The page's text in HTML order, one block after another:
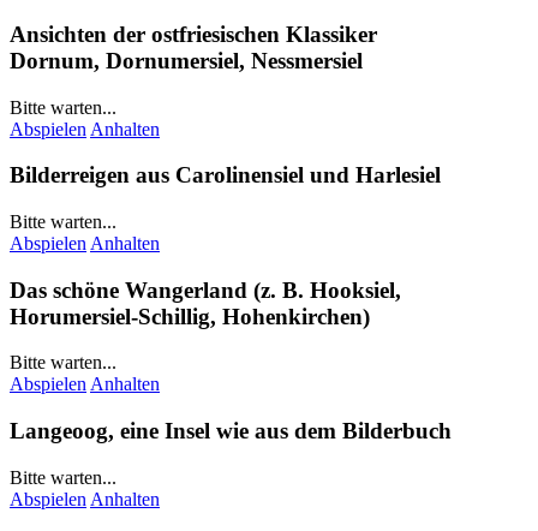
Ansichten der ostfriesischen Klassiker
Dornum, Dornumersiel, Nessmersiel
Bitte warten...
Abspielen Anhalten
Bilderreigen aus Carolinensiel und Harlesiel
Bitte warten...
Abspielen Anhalten
Das schöne Wangerland (z. B. Hooksiel,
Horumersiel-Schillig, Hohenkirchen)
Bitte warten...
Abspielen Anhalten
Langeoog, eine Insel wie aus dem Bilderbuch
Bitte warten...
Abspielen Anhalten